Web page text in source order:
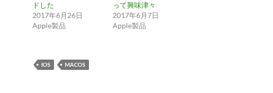
ドした
2017年6月26日
Apple製品
って興味津々
2017年6月7日
Apple製品
IOS MACOS